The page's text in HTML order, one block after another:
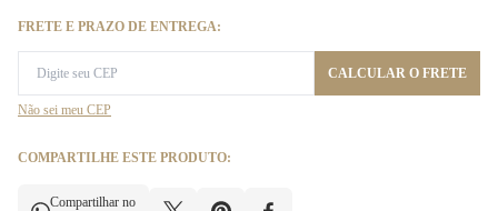
FRETE E PRAZO DE ENTREGA:
CALCULAR O FRETE
Não sei meu CEP
COMPARTILHE ESTE PRODUTO:
Compartilhar no